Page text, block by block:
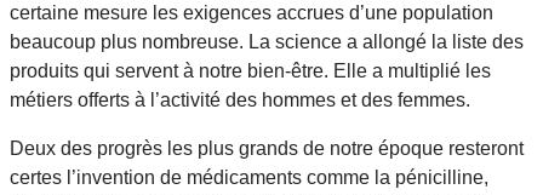
certaine mesure les exigences accrues d’une population
beaucoup plus nombreuse. La science a allongé la liste des
produits qui servent à notre bien-être. Elle a multiplié les
métiers offerts à l’activité des hommes et des femmes.
Deux des progrès les plus grands de notre époque resteront
certes l’invention de médicaments comme la pénicilline,